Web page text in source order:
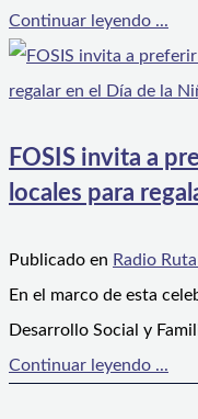
Continuar leyendo ...
FOSIS invita a
locales para
Publicado en Radio
En el marco de esta
Desarrollo Social y
Continuar leyendo ...